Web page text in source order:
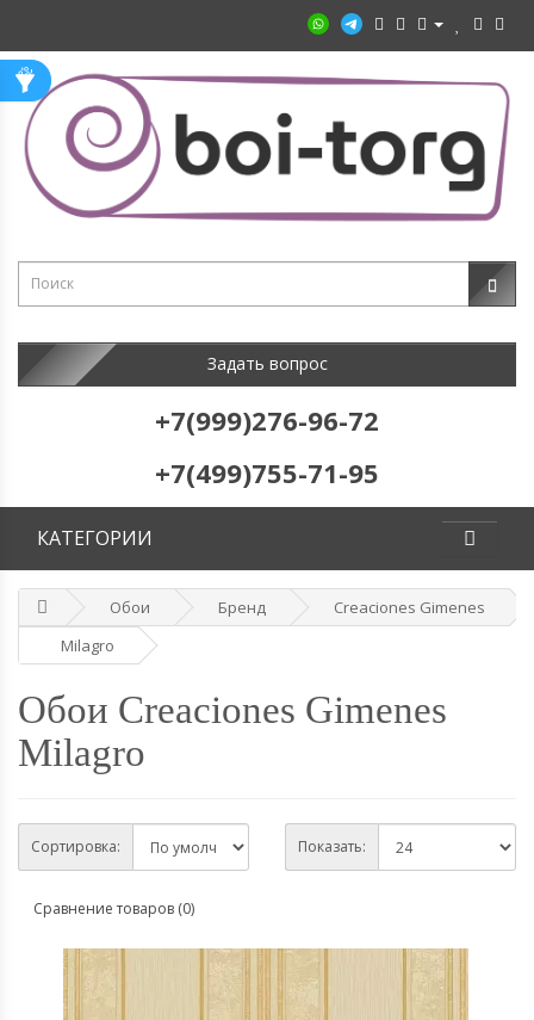
Задать вопрос
+7(999)276-96-72
+7(499)755-71-95
КАТЕГОРИИ
Обои Бренд
Creaciones Gimenes
Milagro
Обои Creaciones Gimenes
Milagro
Сортировка: Показать:
Сравнение товаров (0)